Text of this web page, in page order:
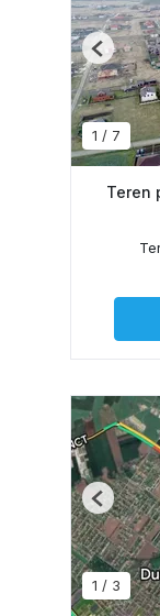
1 / 7
Previous
Teren
1 / 3
Previous